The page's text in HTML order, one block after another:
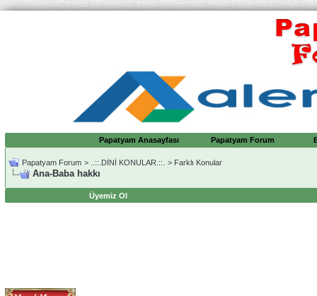
Papatyam Anasayfası Papatyam Forum
Papatyam Forum > ..::.DİNİ KONULAR.::. > Farklı Konular
Ana-Baba hakkı
Üyemiz Ol